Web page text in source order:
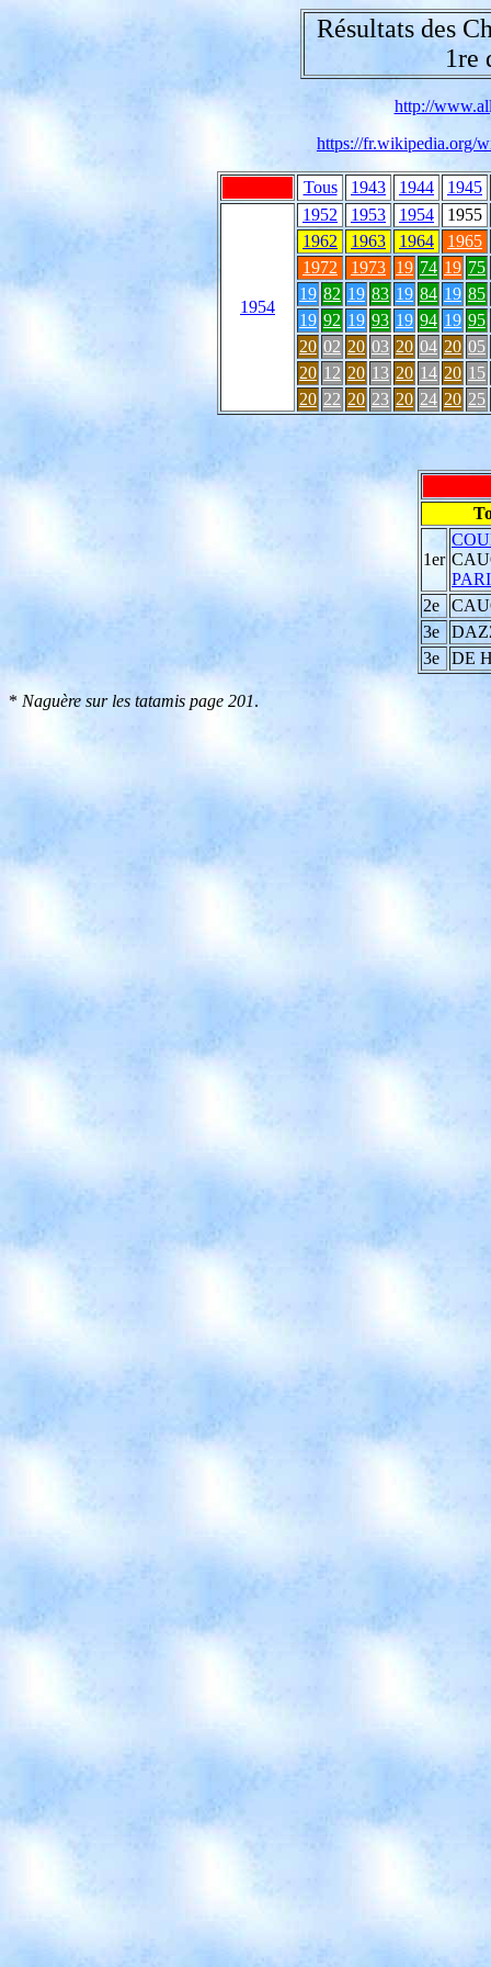
Résultats des
1re
http://
https://fr.wikipedia.org/
Tous 1943 1944 1945
1954
1952 1953 1954
1955
1962
1963 1964
1965
1972
1973 19 74 19 75
19 82 19 83 19 84 19 85
19 92 19 93 19 94 19 95
20 02 20 03 20 04 20 05
20 12 20 13 20 14 20 15
20 22 20 23 20 24 20 25
1er
2e
3e
3e
DE
* Naguère sur les tatamis page 201.